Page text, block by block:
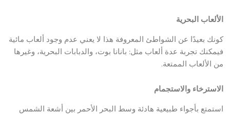
الألعاب البحرية
كونك بعيدًا عن الشواطئ المعروفة هذا لا يعني عدم وجود ألعاب مائية
فيمكنك تجربة عدة ألعاب مثل: بانانا بوت، والدبابات البحرية، وغيرها
من الألعاب الممتعة.
الاسترخاء والاستجمام
استمتع بأجواء طبيعية هادئة وسط البحر الأحمر بين أشعة الشمس